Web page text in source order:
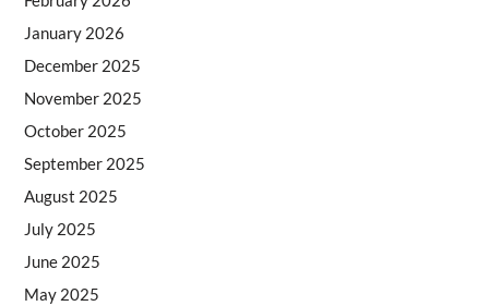
January 2026
December 2025
November 2025
October 2025
September 2025
August 2025
July 2025
June 2025
May 2025